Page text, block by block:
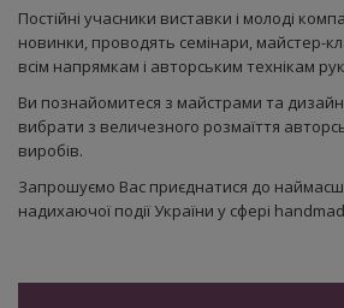
Постійні учасники виставки і молоді
новинки, проводять семінари, майстер-
всім напрямкам і авторським технікам
Ви познайомитеся з майстрами та
вибрати з величезного розмаїття
виробів.
Запрошуємо Вас приєднатися до
надихаючої події України у сфері